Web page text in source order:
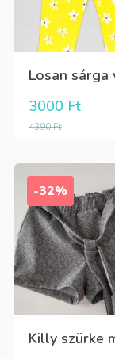
4390Ft
3000 Ft
-32%